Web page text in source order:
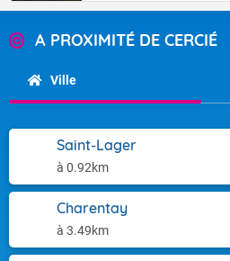
A PROXIMITÉ DE CERCIÉ
Ville
Saint-Lager
à 0.92km
Charentay
à 3.49km